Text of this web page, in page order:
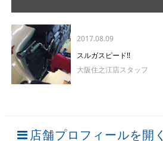
2017.08.09
スルガスピード!!
大阪住之江店スタッフ
店舗プロフィールを開く